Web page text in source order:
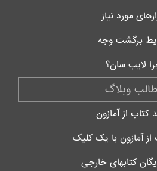
مورد نیاز
برگشت وجه
لایب سان؟
وبلاگ
کتاب از آمازون
آمازون با یک کلیک
کتابهای خارجی